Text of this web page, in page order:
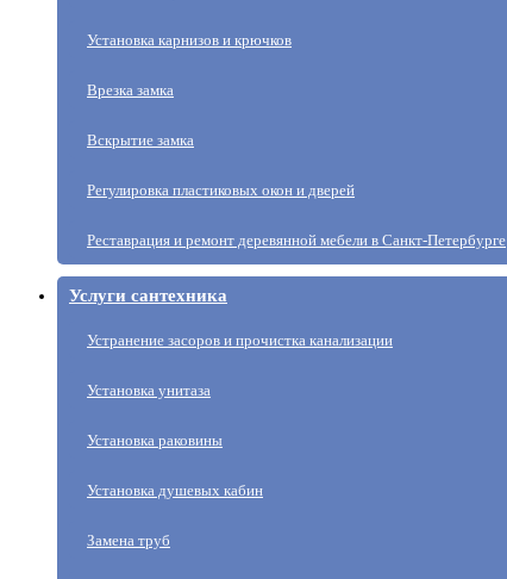
Установка карнизов и крючков
Врезка замка
Вскрытие замка
Регулировка пластиковых окон и дверей
Реставрация и ремонт деревянной мебели в Санкт-Петербурге
Услуги сантехника
Устранение засоров и прочистка канализации
Установка унитаза
Установка раковины
Установка душевых кабин
Замена труб